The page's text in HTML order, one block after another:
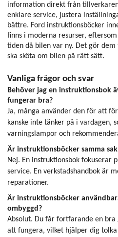
information direkt från
enklare service, justera
bättre. Ford instruktionsböcker
finns i moderna resurser,
tiden då bilen var ny. Det gör
ska sköta om bilen på rätt sätt.
Vanliga frågor och svar
Behöver jag en instruktionsbok
fungerar bra?
Ja, många använder den för att
kanske inte tänker på i vardagen,
varningslampor och
Är instruktionsböcker samma
Nej. En instruktionsbok fokuserar
service. En verkstadshandbok är
reparationer.
Är instruktionsböcker
ombyggd?
Absolut. Du får fortfarande en
att fungera, vilket hjälper dig